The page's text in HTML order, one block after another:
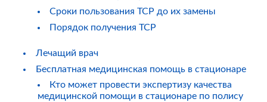
Сроки пользования ТСР до их замены
Порядок получения ТСР
Лечащий врач
Бесплатная медицинская помощь в стационаре
Кто может провести экспертизу качества
медицинской помощи в стационаре по полису